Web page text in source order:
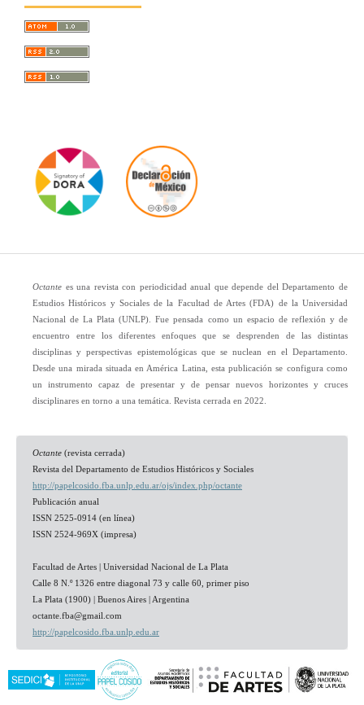
Octante es una revista con periodicidad anual que depende del Departamento de
Estudios Históricos y Sociales de la Facultad de Artes (FDA) de la Universidad
Nacional de La Plata (UNLP). Fue pensada como un espacio de reflexión y de
encuentro entre los diferentes enfoques que se desprenden de las distintas
disciplinas y perspectivas epistemológicas que se nuclean en el Departamento.
Desde una mirada situada en América Latina, esta publicación se configura como
un instrumento capaz de presentar y de pensar nuevos horizontes y cruces
disciplinares en torno a una temática. Revista cerrada en 2022.
Octante (revista cerrada)
Revista del Departamento de Estudios Históricos y Sociales
http://papelcosido.fba.unlp.edu.ar/ojs/index.php/octante
Publicación anual
ISSN 2525-0914 (en línea)
ISSN 2524-969X (impresa)
Facultad de Artes | Universidad Nacional de La Plata
Calle 8 N.º 1326 entre diagonal 73 y calle 60, primer piso
La Plata (1900) | Buenos Aires | Argentina
octante.fba@gmail.com
http://papelcosido.fba.unlp.edu.ar